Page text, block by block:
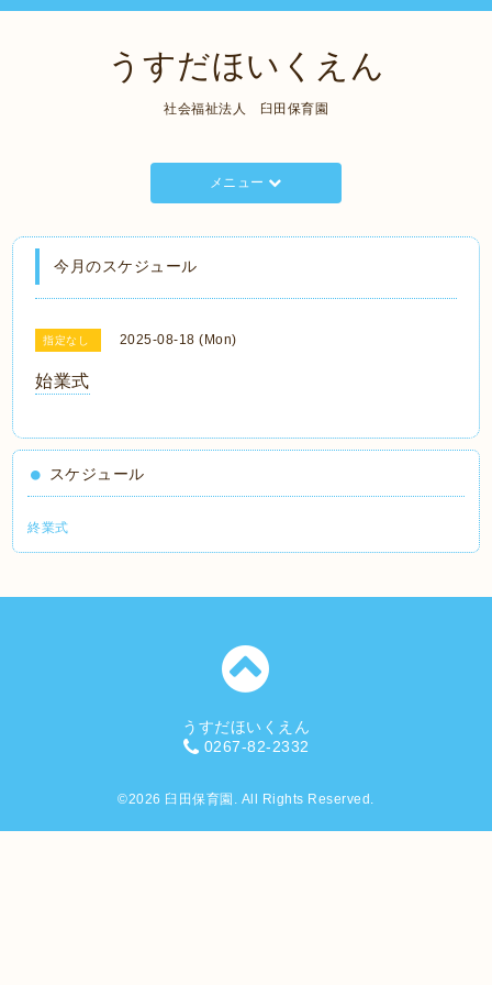
うすだほいくえん
社会福祉法人 臼田保育園
メニュー
今月のスケジュール
指定なし 2025-08-18 (Mon)
始業式
スケジュール
終業式
うすだほいくえん
0267-82-2332
©2026 臼田保育園 . All Rights Reserved.